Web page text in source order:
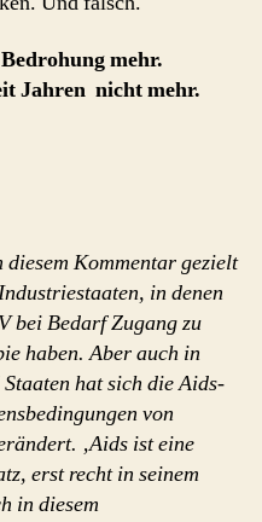
mehr.
Jahren nicht mehr.
Kommentar gezielt
in denen
bei Bedarf Zugang zu
haben. Aber auch in
hat sich die Aids-
von
‚Aids ist eine
erst recht in seinem
in diesem